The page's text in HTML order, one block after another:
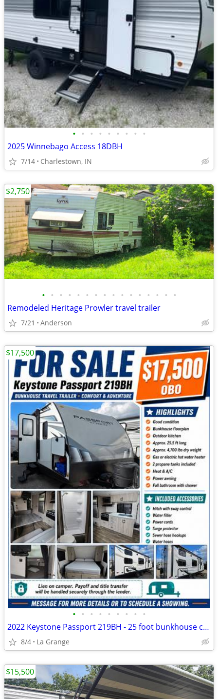
• • • • • • • • •
2025 Winnebago Access 18DBH
7/14 Charlestown, IN
• • • • • • • • • • • • • • • •
Remodeled Heritage Prowler travel trailer
7/21 Anderson
$2,750
• • • • • • • • •
2022 Keystone Passport 219BH - 25 foot bunkhouse camper
8/4 La Grange
$17,500
$15,500